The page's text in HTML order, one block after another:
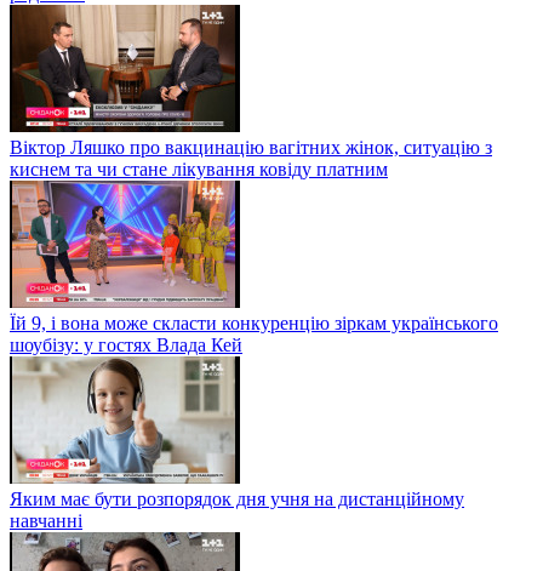
Віктор Ляшко про вакцинацію вагітних жінок, ситуацію з
киснем та чи стане лікування ковіду платним
Їй 9, і вона може скласти конкуренцію зіркам українського
шоубізу: у гостях Влада Кей
Яким має бути розпорядок дня учня на дистанційному
навчанні